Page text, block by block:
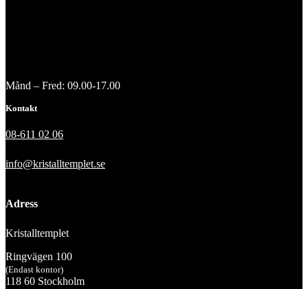
Månd – Fred: 09.00-17.00
Kontakt
08-611 02 06
info@kristalltemplet.se
Adress
Kristalltemplet
Ringvägen 100
(Endast kontor)
118 60 Stockholm